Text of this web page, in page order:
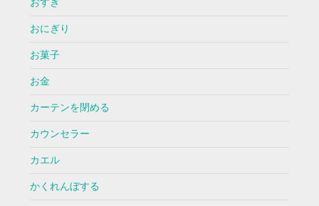
おすぎ
おにぎり
お菓子
お金
カーテンを閉める
カウンセラー
カエル
かくれんぼする